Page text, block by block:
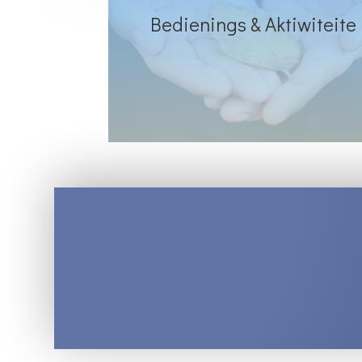
Bedienings & Aktiwiteite